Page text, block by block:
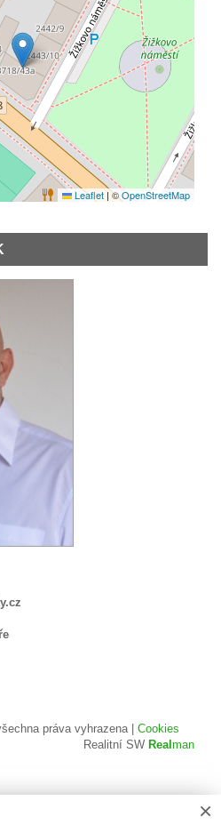
Leaflet |©OpenStreetMap
práva vyhrazena | Cookies
Realitní SW Real man
×